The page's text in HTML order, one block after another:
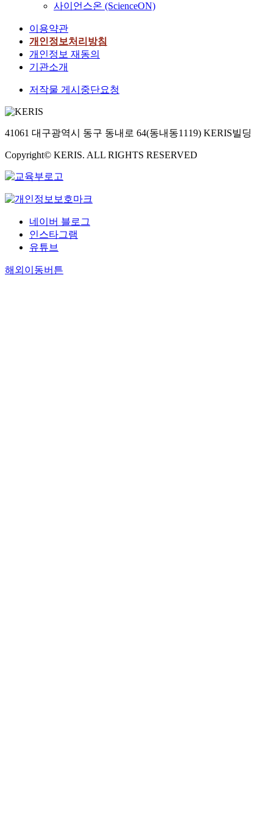
사이언스온 (ScienceON)
이용약관
개인정보처리방침
개인정보 재동의
기관소개
저작물 게시중단요청
41061 대구광역시 동구 동내로 64(동내동1119) KERIS빌딩
Copyright© KERIS. ALL RIGHTS RESERVED
네이버 블로그
인스타그램
유튜브
해외이동버튼